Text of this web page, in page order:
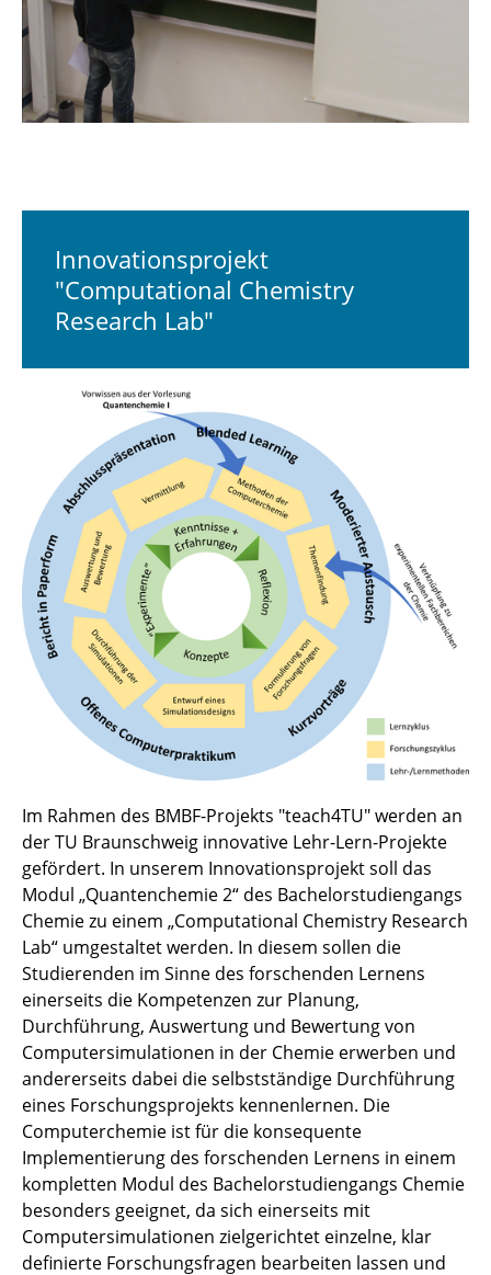
Innovationsprojekt
"Computational Chemistry
Research Lab"
Im Rahmen des BMBF-Projekts "teach4TU" werden an
der TU Braunschweig innovative Lehr-Lern-Projekte
gefördert. In unserem Innovationsprojekt soll das
Modul „Quantenchemie 2“ des Bachelorstudiengangs
Chemie zu einem „Computational Chemistry Research
Lab“ umgestaltet werden. In diesem sollen die
Studierenden im Sinne des forschenden Lernens
einerseits die Kompetenzen zur Planung,
Durchführung, Auswertung und Bewertung von
Computersimulationen in der Chemie erwerben und
andererseits dabei die selbstständige Durchführung
eines Forschungsprojekts kennenlernen. Die
Computerchemie ist für die konsequente
Implementierung des forschenden Lernens in einem
kompletten Modul des Bachelorstudiengangs Chemie
besonders geeignet, da sich einerseits mit
Computersimulationen zielgerichtet einzelne, klar
definierte Forschungsfragen bearbeiten lassen und